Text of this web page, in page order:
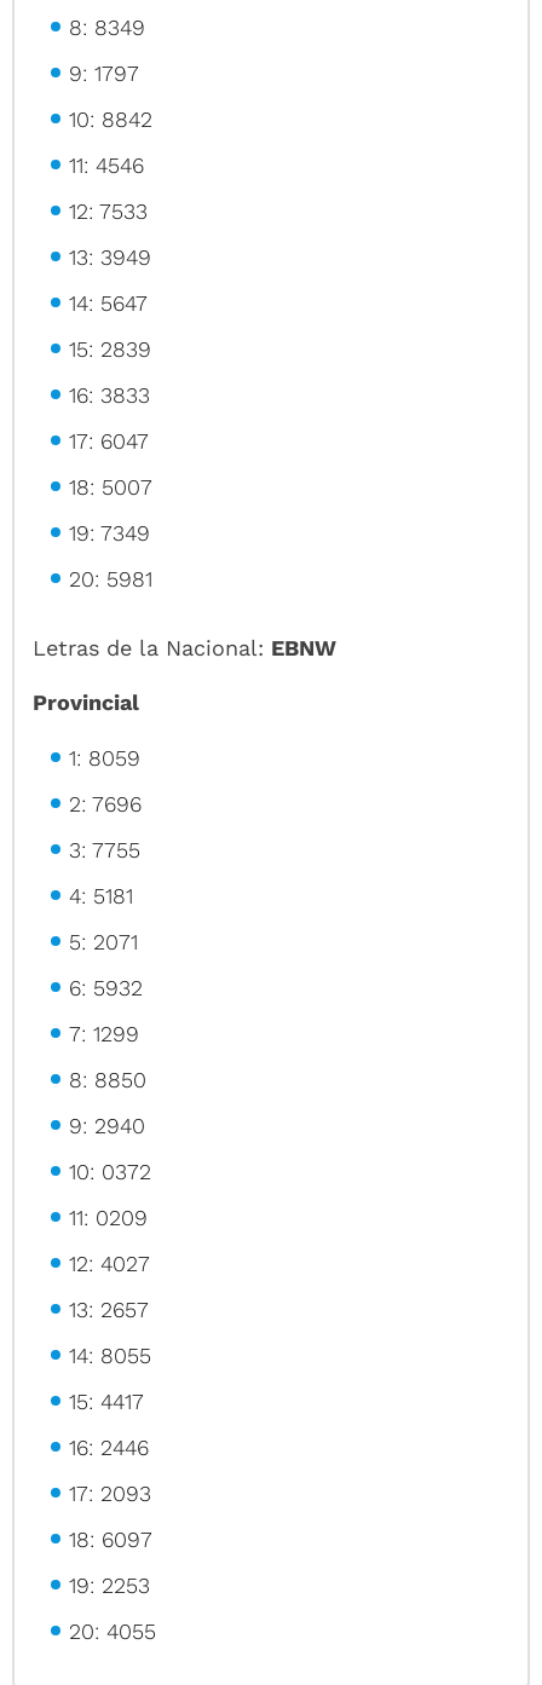
8: 8349
9: 1797
10: 8842
11: 4546
12: 7533
13: 3949
14: 5647
15: 2839
16: 3833
17: 6047
18: 5007
19: 7349
20: 5981
Letras de la Nacional: EBNW
Provincial
1: 8059
2: 7696
3: 7755
4: 5181
5: 2071
6: 5932
7: 1299
8: 8850
9: 2940
10: 0372
11: 0209
12: 4027
13: 2657
14: 8055
15: 4417
16: 2446
17: 2093
18: 6097
19: 2253
20: 4055